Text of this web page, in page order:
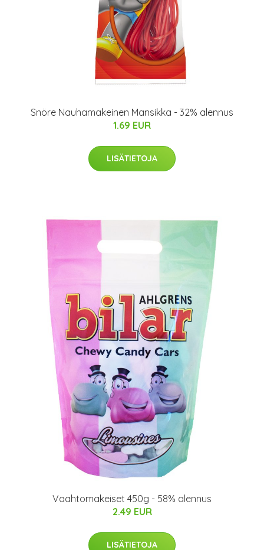
Snöre Nauhamakeinen Mansikka - 32% alennus
1.69 EUR
LISÄTIETOJA
Vaahtomakeiset 450g - 58% alennus
2.49 EUR
LISÄTIETOJA